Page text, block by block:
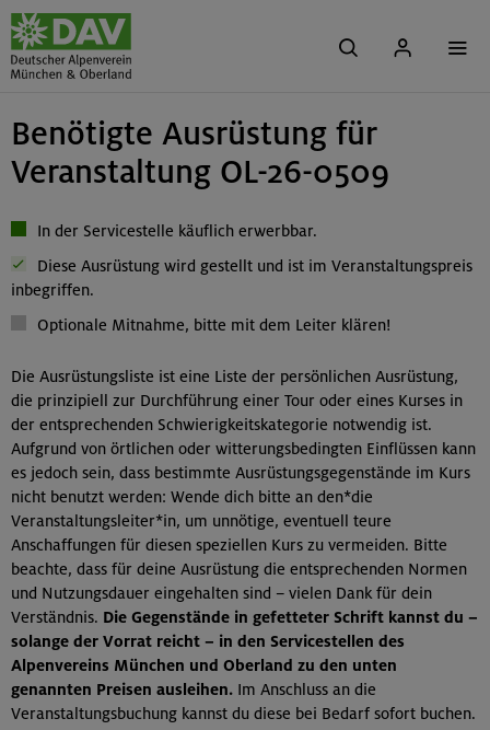
Benötigte Ausrüstung für
Veranstaltung OL-26-0509
In der Servicestelle käuflich erwerbbar.
Diese Ausrüstung wird gestellt und ist im Veranstaltungspreis
inbegriffen.
Optionale Mitnahme, bitte mit dem Leiter klären!
Die Ausrüstungsliste ist eine Liste der persönlichen Ausrüstung,
die prinzipiell zur Durchführung einer Tour oder eines Kurses in
der entsprechenden Schwierigkeitskategorie notwendig ist.
Aufgrund von örtlichen oder witterungsbedingten Einflüssen kann
es jedoch sein, dass bestimmte Ausrüstungsgegenstände im Kurs
nicht benutzt werden: Wende dich bitte an den*die
Veranstaltungsleiter*in, um unnötige, eventuell teure
Anschaffungen für diesen speziellen Kurs zu vermeiden. Bitte
beachte, dass für deine Ausrüstung die entsprechenden Normen
und Nutzungsdauer eingehalten sind – vielen Dank für dein
Verständnis. Die Gegenstände in gefetteter Schrift kannst du –
solange der Vorrat reicht – in den Servicestellen des
Alpenvereins München und Oberland zu den unten
genannten Preisen ausleihen. Im Anschluss an die
Veranstaltungsbuchung kannst du diese bei Bedarf sofort buchen.